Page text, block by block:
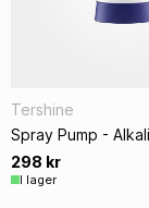
Tershine
Spray Pump -
298 kr
I lager